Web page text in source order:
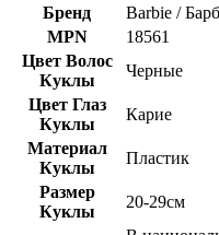
Бренд
Barbie /
MPN
18561
Цвет Волос
Куклы
Черные
Цвет Глаз
Куклы
Карие
Материал
Куклы
Пластик
Размер
Куклы
20-29см